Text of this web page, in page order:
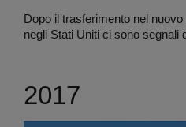
Dopo il trasferimento nel
negli Stati Uniti ci sono segnali
2017